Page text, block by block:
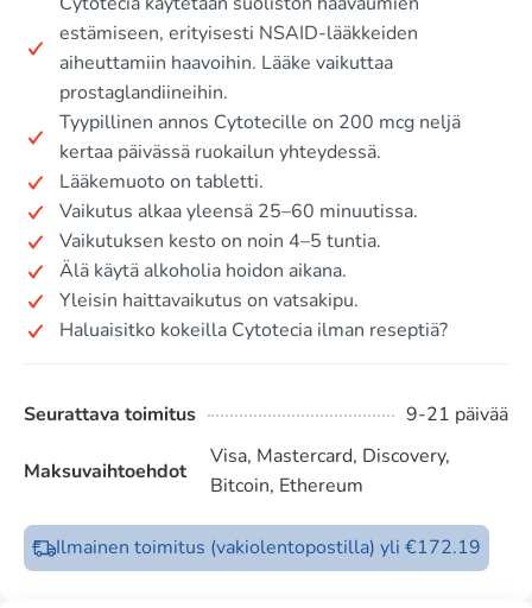
estämiseen, erityisesti NSAID-lääkkeiden
aiheuttamiin haavoihin. Lääke vaikuttaa
prostaglandiineihin.
Tyypillinen annos Cytotecille on 200 mcg neljä
kertaa päivässä ruokailun yhteydessä.
Lääkemuoto on tabletti.
Vaikutus alkaa yleensä 25–60 minuutissa.
Vaikutuksen kesto on noin 4–5 tuntia.
Älä käytä alkoholia hoidon aikana.
Yleisin haittavaikutus on vatsakipu.
Haluaisitko kokeilla Cytotecia ilman reseptiä?
Seurattava toimitus 9-21 päivää
Maksuvaihtoehdot
Visa, Mastercard, Discovery,
Bitcoin, Ethereum
Ilmainen toimitus (vakiolentopostilla) yli €172.19